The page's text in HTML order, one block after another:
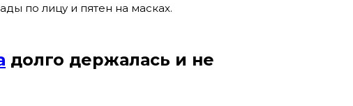
по лицу и пятен на масках.
долго держалась и не